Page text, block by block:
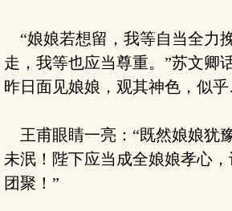
“娘娘若想留，我等自当全力
走，我等也应当尊重。”苏文卿
昨日面见娘娘，观其神色，似
王甫眼睛一亮：“既然娘娘犹
未泯！陛下应当成全娘娘孝心
团聚！”